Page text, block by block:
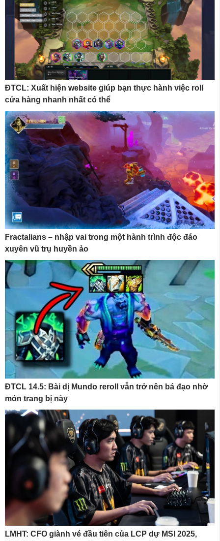
ĐTCL: Xuất hiện website giúp bạn thực hành việc roll
cửa hàng nhanh nhất có thể
Fractalians – nhập vai trong một hành trình độc đáo
xuyên vũ trụ huyền ảo
ĐTCL 14.5: Bài dị Mundo reroll vẫn trở nên bá đạo nhờ
món trang bị này
LMHT: CFO giành vé đầu tiên của LCP dự MSI 2025,